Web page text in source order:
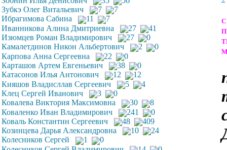
Зубкэ Олег Витальевич
7
7
Ибрагимова Сабина
11
7
Иванникова Алина Дмитриевна
27
41
Изюмцев Роман Владимирович
27
0
Камалетдинов Никон Альбертович
2
0
Карпова Анна Сергеевна
22
0
Карташов Артем Евгеньевич
38
0
Катасонов Илья Антонович
12
12
Кияшов Владисллав Сергеевич
5
4
Клец Сергей Иванович
3
0
Ковалева Виктория Максимовна
30
8
Коваленко Иван Владимирович
241
0
Коваль Константин Сергеевич
48
409
Козинцева Дарья Александровна
10
24
Колесников Сергей
1
0
С